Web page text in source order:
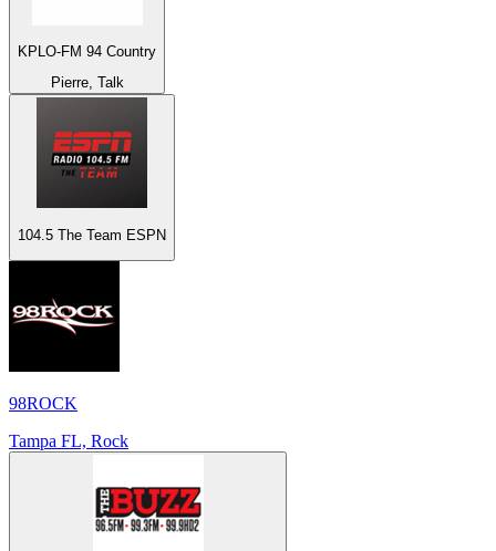
KPLO-FM 94 Country
Pierre, Talk
104.5 The Team ESPN
98ROCK
Tampa FL, Rock